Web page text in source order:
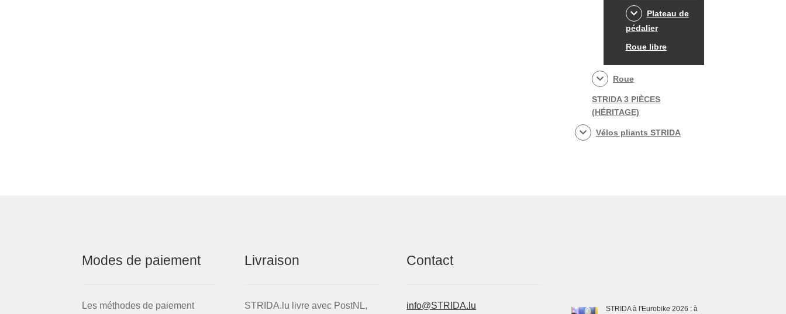
Plateau de
pédalier
Roue libre
Roue
STRIDA 3 PIÈCES
(HÉRITAGE)
Vélos pliants STRIDA
Modes de paiement
Les méthodes de paiement
Livraison
STRIDA.lu livre avec PostNL,
Contact
info@STRIDA.lu
STRIDA à l'Eurobike 2026 : à